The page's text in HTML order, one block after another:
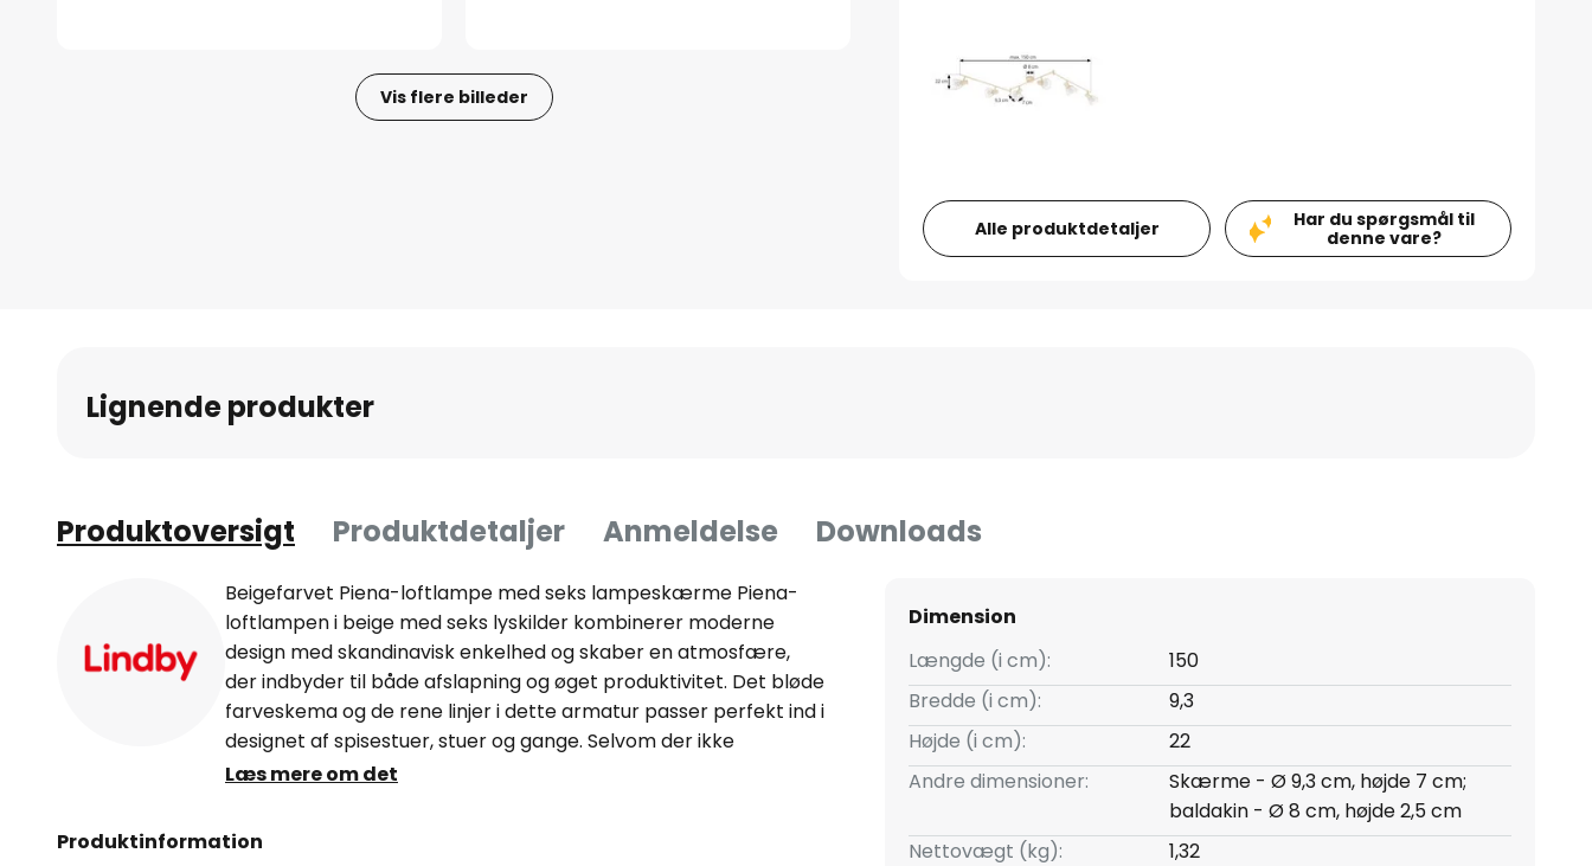
Vis flere billeder
Alle produktdetaljer
Har du spørgsmål til
denne vare?
Lignende produkter
Produktoversigt Produktdetaljer Anmeldelse Downloads
Beigefarvet Piena-loftlampe med seks lampeskærme Piena-
loftlampen i beige med seks lyskilder kombinerer moderne
design med skandinavisk enkelhed og skaber en atmosfære,
der indbyder til både afslapning og øget produktivitet. Det bløde
farveskema og de rene linjer i dette armatur passer perfekt ind i
designet af spisestuer, stuer og gange. Selvom der ikke
medfølger en dæmper, kan lysstyrken på Piena-loftlampen
ønskede stemning og lysintensitet (bemærk, at den eksterne
Læs mere om det
Produktinformation
Dimension
Længde (i cm):
150
Bredde (i cm):
9,3
Højde (i cm):
22
Andre dimensioner:
Skærme - Ø 9,3 cm, højde 7 cm;
baldakin - Ø 8 cm, højde 2,5 cm
Nettovægt (kg):
1,32